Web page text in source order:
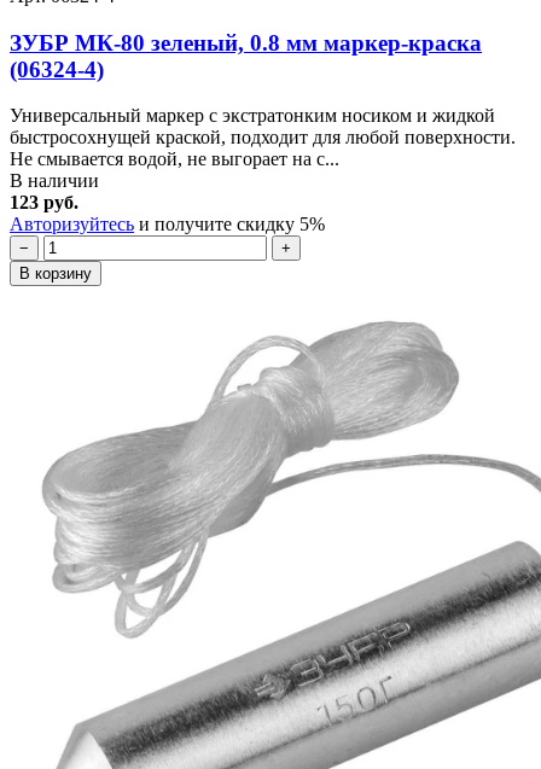
ЗУБР МК-80 зеленый, 0.8 мм маркер-краска
(06324-4)
Универсальный маркер с экстратонким носиком и жидкой
быстросохнущей краской, подходит для любой поверхности.
Не смывается водой, не выгорает на с...
В наличии
123 руб.
Авторизуйтесь и получите скидку 5%
−
+
В корзину